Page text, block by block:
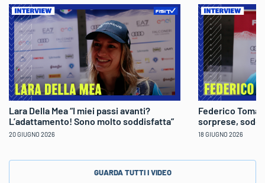
Lara Della Mea “I miei passi avanti?
L’adattamento! Sono molto soddisfatta”
20 GIUGNO 2026
Federico
sorprese,
18 GIUGNO 2026
GUARDA TUTTI I VIDEO